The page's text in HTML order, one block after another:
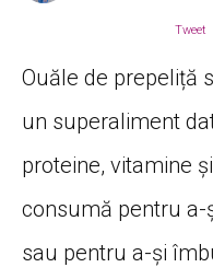
Tweet
Ouăle de prepeliță
un superaliment
proteine, vitamine
consumă pentru
sau pentru a-și